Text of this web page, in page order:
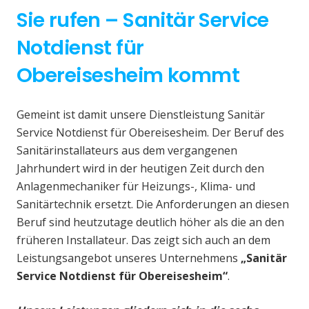
Sie rufen – Sanitär Service
Notdienst für
Obereisesheim kommt
Gemeint ist damit unsere Dienstleistung Sanitär
Service Notdienst für Obereisesheim. Der Beruf des
Sanitärinstallateurs aus dem vergangenen
Jahrhundert wird in der heutigen Zeit durch den
Anlagenmechaniker für Heizungs-, Klima- und
Sanitärtechnik ersetzt. Die Anforderungen an diesen
Beruf sind heutzutage deutlich höher als die an den
früheren Installateur. Das zeigt sich auch an dem
Leistungsangebot unseres Unternehmens „Sanitär
Service Notdienst für Obereisesheim“.